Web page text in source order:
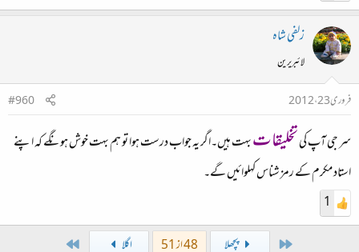
زلفی شاہ
لائبریرین
فروری 23، 2012
#960
سر جی آپ کیتخلیقاتبہت ہیں۔اگر یہ جواب درست ہوا تو ہم بہت خوش ہونگے کہ اپنے
استاد مکرم کے رمز شناس کہلوائیں گے۔
1
پچھلا 48 از 51 اگلا